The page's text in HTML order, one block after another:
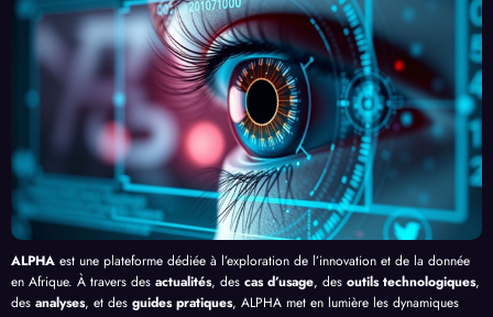
Clic »
en
Afriq
ue
e le
Palud
isme
en
Afriq
ue
, au-
delà
de
Bang
ui
cacit
é de
l’IA
ALPHA est une plateforme dédiée à l’exploration de l’innovation et de la donnée
en Afrique. À travers des actualités, des cas d’usage, des outils technologiques,
des analyses, et des guides pratiques, ALPHA met en lumière les dynamiques